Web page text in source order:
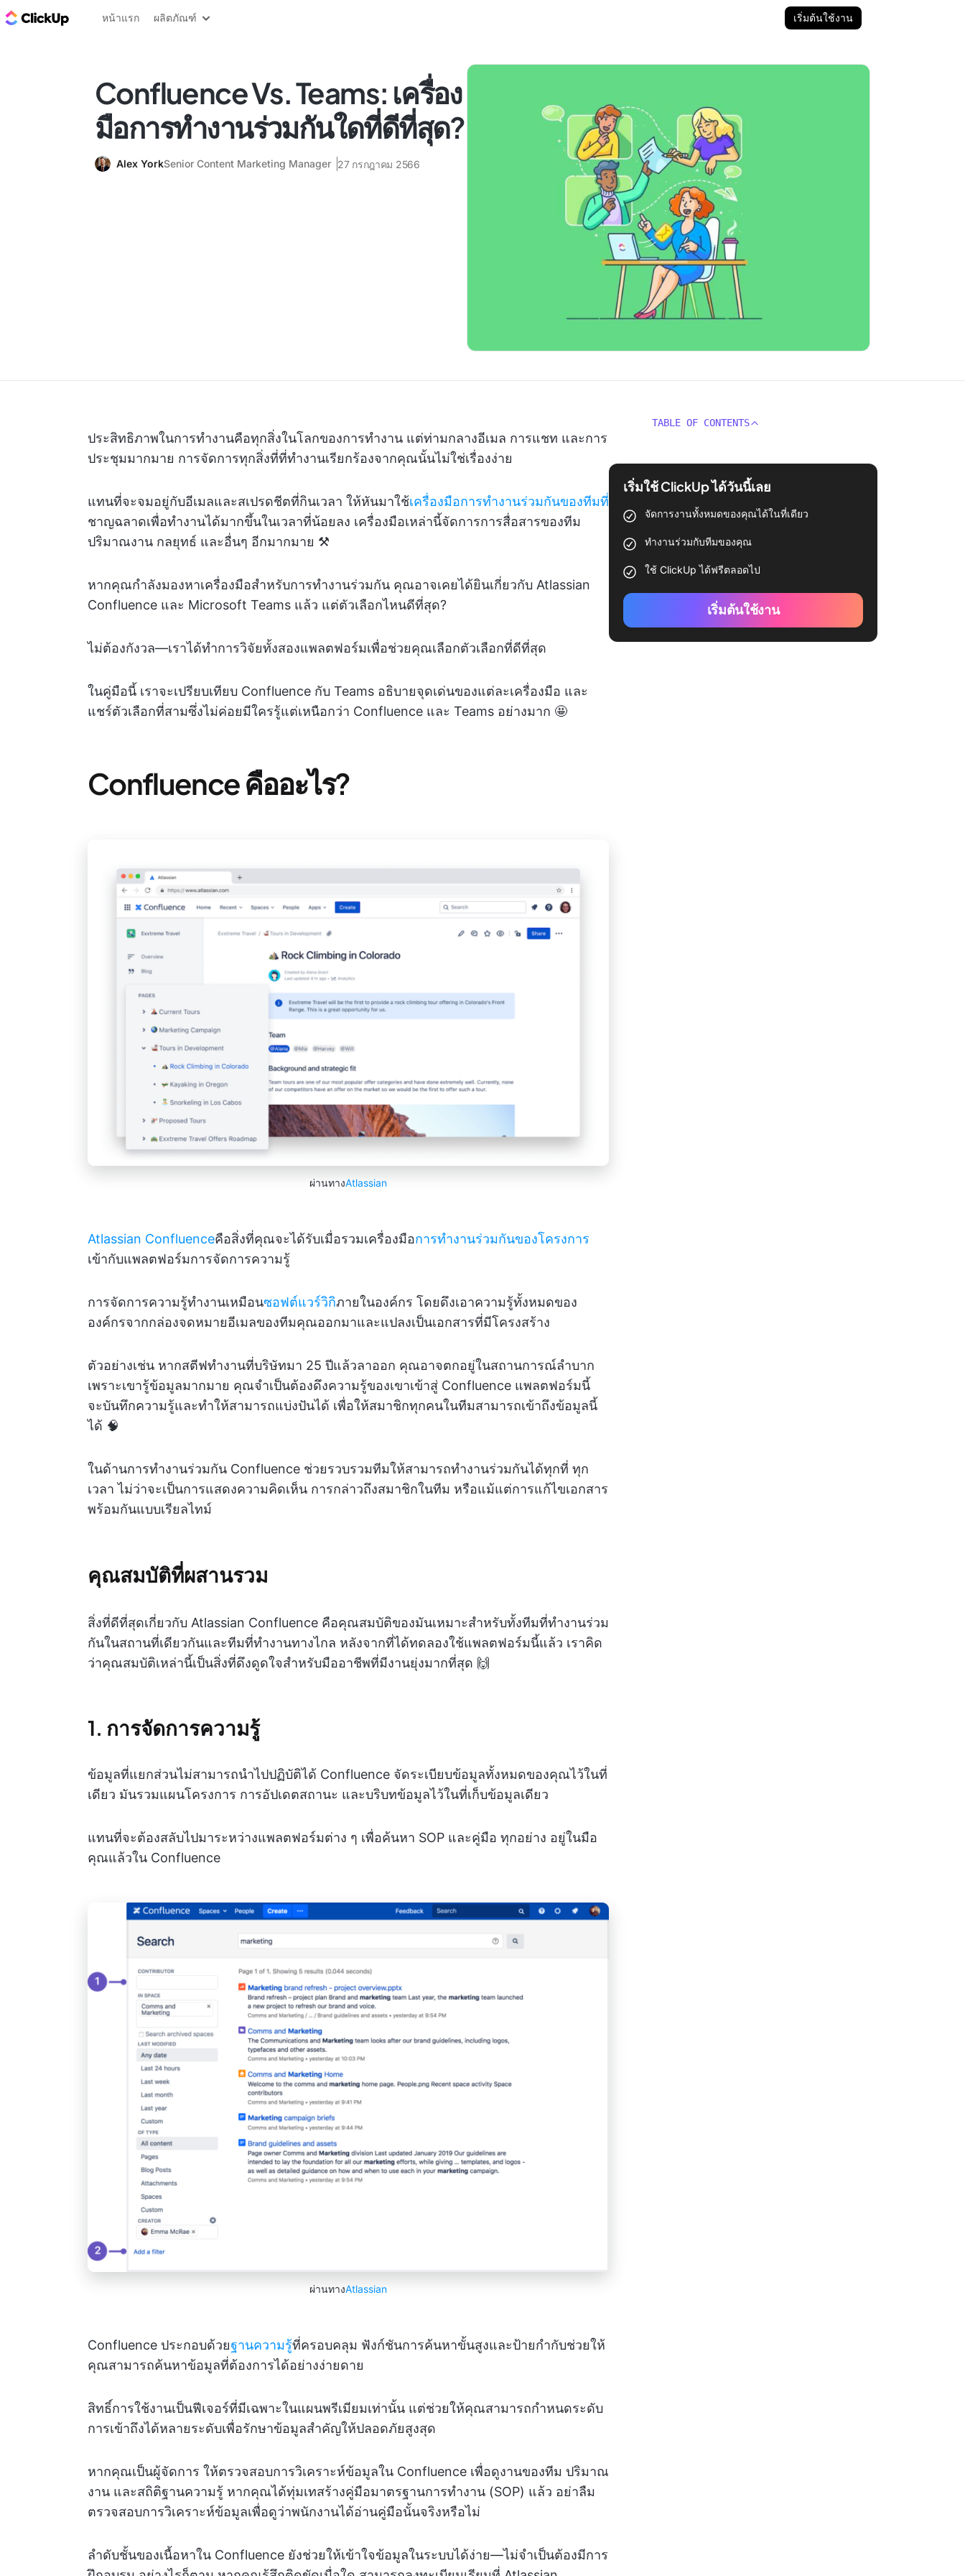
บล็อก ClickUp
หน้าแรก ผลิตภัณฑ์ เริ่มต้นใช้งาน
Confluence Vs. Teams: เครื่อง
มือการทำงานร่วมกันใดที่ดีที่สุด?
Alex YorkSenior Content Marketing Manager 27 กรกฎาคม 2566
ประสิทธิภาพในการทำงานคือทุกสิ่งในโลกของการทำงาน แต่ท่ามกลางอีเมล การแชท และการ
ประชุมมากมาย การจัดการทุกสิ่งที่ที่ทำงานเรียกร้องจากคุณนั้นไม่ใช่เรื่องง่าย
แทนที่จะจมอยู่กับอีเมลและสเปรดชีตที่กินเวลา ให้หันมาใช้เครื่องมือการทำงานร่วมกันของทีมที่
ชาญฉลาดเพื่อทำงานได้มากขึ้นในเวลาที่น้อยลง เครื่องมือเหล่านี้จัดการการสื่อสารของทีม
ปริมาณงาน กลยุทธ์ และอื่นๆ อีกมากมาย ⚒️
หากคุณกำลังมองหาเครื่องมือสำหรับการทำงานร่วมกัน คุณอาจเคยได้ยินเกี่ยวกับ Atlassian
Confluence และ Microsoft Teams แล้ว แต่ตัวเลือกไหนดีที่สุด?
ไม่ต้องกังวล—เราได้ทำการวิจัยทั้งสองแพลตฟอร์มเพื่อช่วยคุณเลือกตัวเลือกที่ดีที่สุด
ในคู่มือนี้ เราจะเปรียบเทียบ Confluence กับ Teams อธิบายจุดเด่นของแต่ละเครื่องมือ และ
แชร์ตัวเลือกที่สามซึ่งไม่ค่อยมีใครรู้แต่เหนือกว่า Confluence และ Teams อย่างมาก 🤩
Confluence คืออะไร?
ผ่านทางAtlassian
Atlassian Confluenceคือสิ่งที่คุณจะได้รับเมื่อรวมเครื่องมือการทำงานร่วมกันของโครงการ
เข้ากับแพลตฟอร์มการจัดการความรู้
การจัดการความรู้ทำงานเหมือนซอฟต์แวร์วิกิภายในองค์กร โดยดึงเอาความรู้ทั้งหมดของ
องค์กรจากกล่องจดหมายอีเมลของทีมคุณออกมาและแปลงเป็นเอกสารที่มีโครงสร้าง
ตัวอย่างเช่น หากสตีฟทำงานที่บริษัทมา 25 ปีแล้วลาออก คุณอาจตกอยู่ในสถานการณ์ลำบาก
เพราะเขารู้ข้อมูลมากมาย คุณจำเป็นต้องดึงความรู้ของเขาเข้าสู่ Confluence แพลตฟอร์มนี้
จะบันทึกความรู้และทำให้สามารถแบ่งปันได้ เพื่อให้สมาชิกทุกคนในทีมสามารถเข้าถึงข้อมูลนี้
ได้ 🧠
ในด้านการทำงานร่วมกัน Confluence ช่วยรวบรวมทีมให้สามารถทำงานร่วมกันได้ทุกที่ ทุก
เวลา ไม่ว่าจะเป็นการแสดงความคิดเห็น การกล่าวถึงสมาชิกในทีม หรือแม้แต่การแก้ไขเอกสาร
พร้อมกันแบบเรียลไทม์
คุณสมบัติที่ผสานรวม
สิ่งที่ดีที่สุดเกี่ยวกับ Atlassian Confluence คือคุณสมบัติของมันเหมาะสำหรับทั้งทีมที่ทำงานร่วม
กันในสถานที่เดียวกันและทีมที่ทำงานทางไกล หลังจากที่ได้ทดลองใช้แพลตฟอร์มนี้แล้ว เราคิด
ว่าคุณสมบัติเหล่านี้เป็นสิ่งที่ดึงดูดใจสำหรับมืออาชีพที่มีงานยุ่งมากที่สุด 🙌
1. การจัดการความรู้
ข้อมูลที่แยกส่วนไม่สามารถนำไปปฏิบัติได้ Confluence จัดระเบียบข้อมูลทั้งหมดของคุณไว้ในที่
เดียว มันรวมแผนโครงการ การอัปเดตสถานะ และบริบทข้อมูลไว้ในที่เก็บข้อมูลเดียว
แทนที่จะต้องสลับไปมาระหว่างแพลตฟอร์มต่าง ๆ เพื่อค้นหา SOP และคู่มือ ทุกอย่าง อยู่ในมือ
คุณแล้วใน Confluence
ผ่านทางAtlassian
Confluence ประกอบด้วยฐานความรู้ที่ครอบคลุม ฟังก์ชันการค้นหาขั้นสูงและป้ายกำกับช่วยให้
คุณสามารถค้นหาข้อมูลที่ต้องการได้อย่างง่ายดาย
สิทธิ์การใช้งานเป็นฟีเจอร์ที่มีเฉพาะในแผนพรีเมียมเท่านั้น แต่ช่วยให้คุณสามารถกำหนดระดับ
การเข้าถึงได้หลายระดับเพื่อรักษาข้อมูลสำคัญให้ปลอดภัยสูงสุด
หากคุณเป็นผู้จัดการ ให้ตรวจสอบการวิเคราะห์ข้อมูลใน Confluence เพื่อดูงานของทีม ปริมาณ
งาน และสถิติฐานความรู้ หากคุณได้ทุ่มเทสร้างคู่มือมาตรฐานการทำงาน (SOP) แล้ว อย่าลืม
ตรวจสอบการวิเคราะห์ข้อมูลเพื่อดูว่าพนักงานได้อ่านคู่มือนั้นจริงหรือไม่
ลำดับชั้นของเนื้อหาใน Confluence ยังช่วยให้เข้าใจข้อมูลในระบบได้ง่าย—ไม่จำเป็นต้องมีการ
TABLE OF CONTENTS
เริ่มใช้ ClickUp ได้วันนี้เลย
จัดการงานทั้งหมดของคุณได้ในที่เดียว
ทำงานร่วมกับทีมของคุณ
ใช้ ClickUp ได้ฟรีตลอดไป
เริ่มต้นใช้งาน